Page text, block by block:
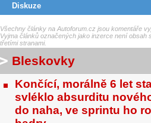
Diskuze
Všechny články na Autoforum.cz jsou komentáře
Vyjma článků označených jako inzerce není obsah
třetími stranami.
Bleskovky
Končící, morálně 6 let
svléklo absurditu
do naha, ve sprintu ho